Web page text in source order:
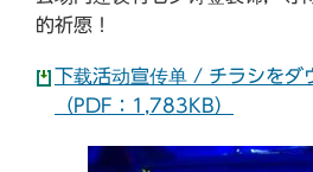
的祈愿！
下载活动宣传单 / チラシをダ
（PDF：1,783KB）